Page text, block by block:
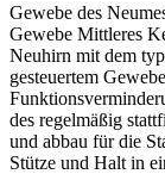
Gewebe des
Gewebe Mittleres
Neuhirn mit dem
gesteuertem
des regelmäßig
und abbau für die
Stütze und Halt in